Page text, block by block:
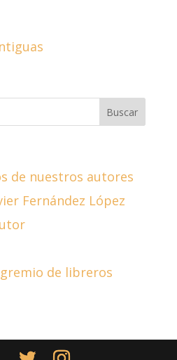
de nuestros autores
Fernández López
de libreros